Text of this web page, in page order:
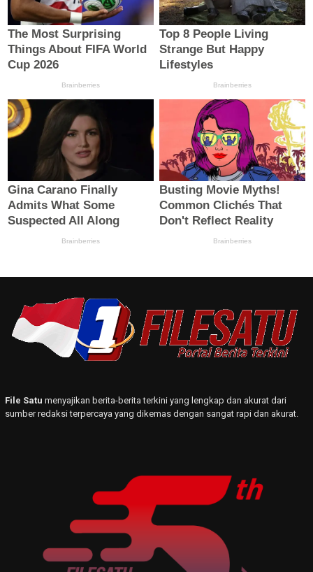
File Satu menyajikan berita-berita terkini yang lengkap dan akurat dari
sumber redaksi terpercaya yang dikemas dengan sangat rapi dan akurat.